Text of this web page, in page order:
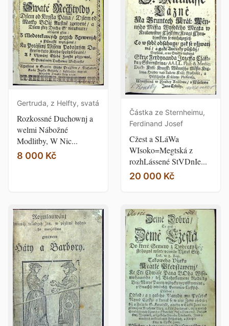
Gertruda, z Helfty, svatá
Rozkossné Duchownj a
welmi Nábožné
Modlitby, W Nic...
8 000 Kč
Částka ze Sternheimu,
Ferdinand Josef
Cžest a SLáWa
WIsoko=Megtská z
rozhLássené StVDnIe...
20 000 Kč